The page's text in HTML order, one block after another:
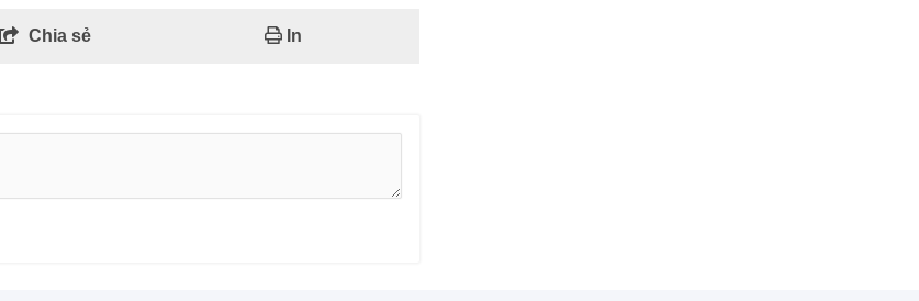
Chia sẻ In